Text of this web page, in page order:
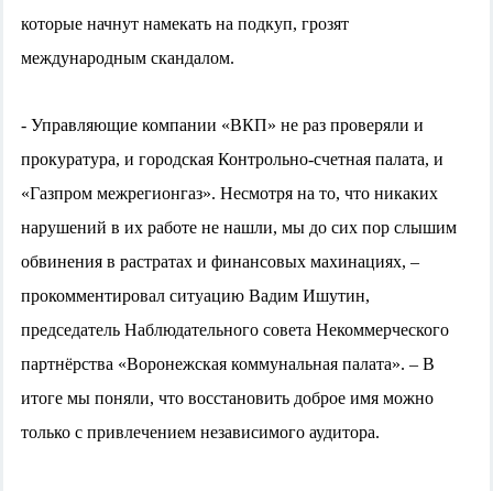
которые начнут намекать на подкуп, грозят
международным скандалом.
- Управляющие компании «ВКП» не раз проверяли и
прокуратура, и городская Контрольно-счетная палата, и
«Газпром межрегионгаз». Несмотря на то, что никаких
нарушений в их работе не нашли, мы до сих пор слышим
обвинения в растратах и финансовых махинациях, –
прокомментировал ситуацию Вадим Ишутин,
председатель Наблюдательного совета Некоммерческого
партнёрства «Воронежская коммунальная палата». – В
итоге мы поняли, что восстановить доброе имя можно
только с привлечением независимого аудитора.